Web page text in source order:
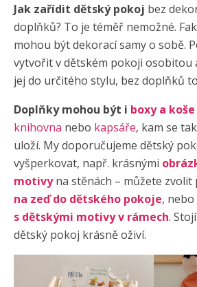
Jak zařídit dětský pokoj bez
doplňků? To je téměř nemožné.
mohou být dekorací samy o sobě.
vytvořit v dětském pokoji osobitou
jej do určitého stylu, bez doplňků
Doplňky mohou být i boxy a
knihovna nebo kapsáře, kam se
uloží. My doporučujeme dětský
vyšperkovat, např. krásnými
motivy na stěnách – můžete zvolit
na zeď do dětského pokoje,
s dětskými motivy v rámech.
dětský pokoj krásně oživí.